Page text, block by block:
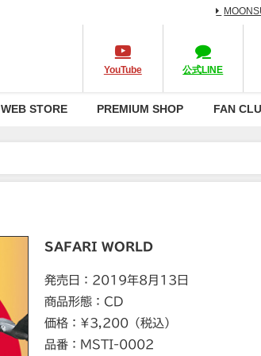
YouTube 公式LINE
WEB STORE PREMIUM SHOP FAN
SAFARI WORLD
発売日：2019年8月13日
商品形態：CD
価格：¥3,200（税込）
品番：MSTI-0002